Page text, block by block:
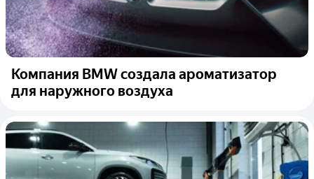
Компания BMW создала ароматизатор
для наружного воздуха